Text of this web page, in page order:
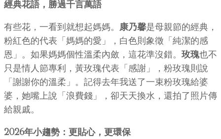
經典花語，勝過千言萬語
有些花，一看到就想起媽媽。 康乃馨是母親節的經典，
粉紅色的代表「媽媽的愛」，白色則象徵「純潔的感
恩」。如果媽媽個性溫柔內斂，這花準沒錯。 玫瑰也不
只是情人節專利，黃玫瑰代表「感謝」，粉玫瑰則說
「謝謝你的溫柔」。記得去年我送了一束粉玫瑰給婆
婆，她嘴上說「浪費錢」，卻天天換水，還拍了照片傳
給親戚。
2026年小趨勢：更貼心，更環保